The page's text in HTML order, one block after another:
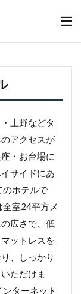
上野などタ
アクセスが
・お台場に
サイドにあ
のホテルで
全室24平方メ
広さで、低
ットレスを
、しっかり
ただけま
ターネット